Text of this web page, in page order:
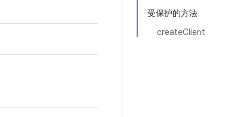
受保护的方法
createClient